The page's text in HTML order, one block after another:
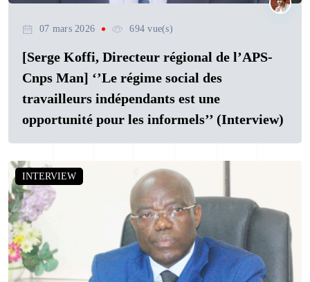
07 mars 2026 694 vue(s)
[Serge Koffi, Directeur régional de l’APS-
Cnps Man] ‘’Le régime social des
travailleurs indépendants est une
opportunité pour les informels’’ (Interview)
INTERVIEW